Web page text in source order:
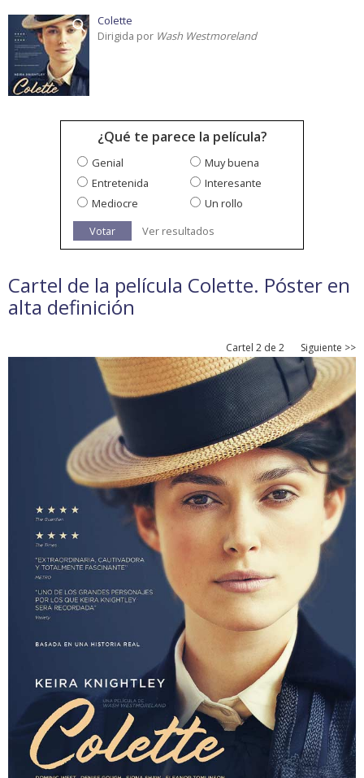
Colette
Dirigida por Wash Westmoreland
¿Qué te parece la película?
Genial
Muy buena
Entretenida
Interesante
Mediocre
Un rollo
Votar
Ver resultados
Cartel de la película Colette. Póster en
alta definición
Cartel 2 de 2 Siguiente >>